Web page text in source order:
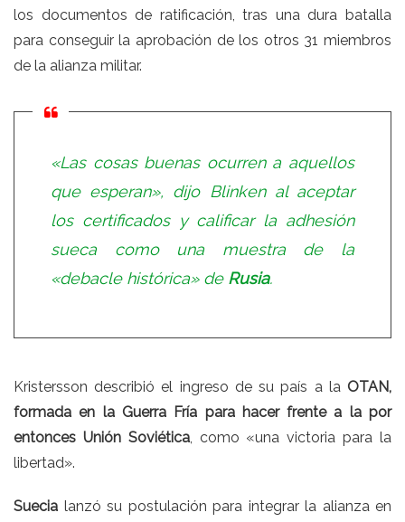
los documentos de ratificación, tras una dura batalla
para conseguir la aprobación de los otros 31 miembros
de la alianza militar.
«Las cosas buenas ocurren a aquellos
que esperan», dijo Blinken al aceptar
los certificados y calificar la adhesión
sueca como una muestra de la
«debacle histórica» de Rusia.
Kristersson describió el ingreso de su país a la OTAN,
formada en la Guerra Fría para hacer frente a la por
entonces Unión Soviética, como «una victoria para la
libertad».
Suecia lanzó su postulación para integrar la alianza en